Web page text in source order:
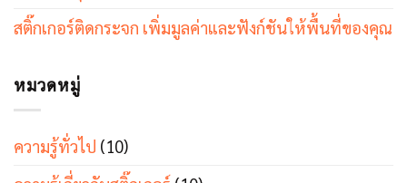
สติ๊กเกอร์ติดกระจก เพิ่มมูลค่าและฟังก์ชันให้พื้นที่ของคุณ
หมวดหมู่
ความรู้ทั่วไป (10)